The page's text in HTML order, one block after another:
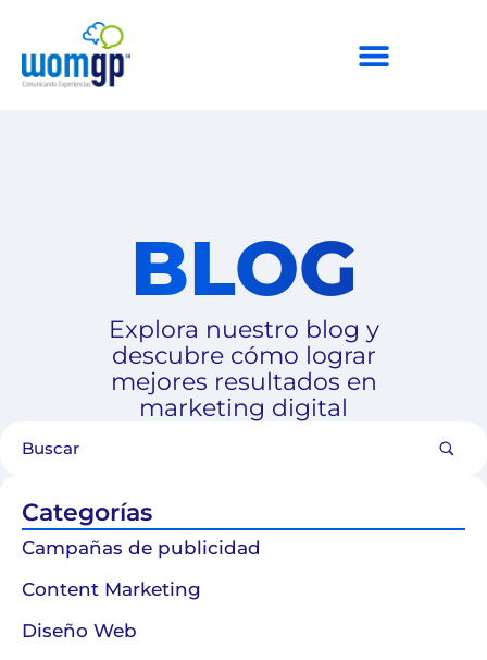
BLOG
Explora nuestro blog y
descubre cómo lograr
mejores resultados en
marketing digital
Categorías
Campañas de publicidad
Content Marketing
Diseño Web